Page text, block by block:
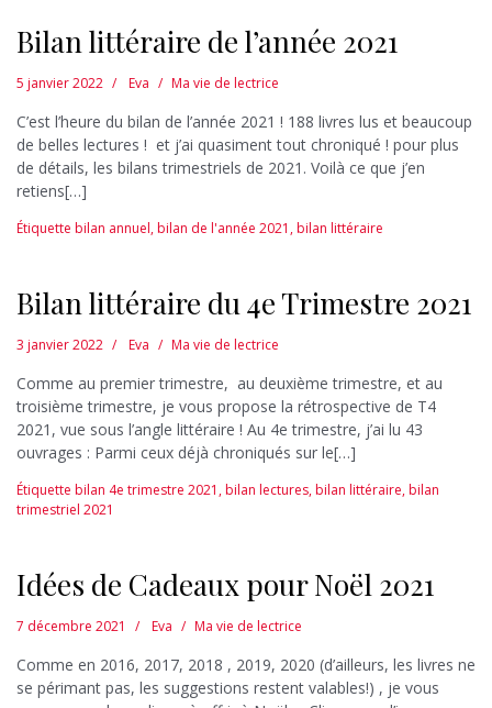
Bilan littéraire de l’année 2021
5 janvier 2022 Eva Ma vie de lectrice
C’est l’heure du bilan de l’année 2021 ! 188 livres lus et beaucoup
de belles lectures ! et j’ai quasiment tout chroniqué ! pour plus
de détails, les bilans trimestriels de 2021. Voilà ce que j’en
retiens[…]
Étiquette bilan annuel,bilan de l'année 2021 ,bilan littéraire
Bilan littéraire du 4e Trimestre 2021
3 janvier 2022 Eva Ma vie de lectrice
Comme au premier trimestre, au deuxième trimestre, et au
troisième trimestre, je vous propose la rétrospective de T4
2021, vue sous l’angle littéraire ! Au 4e trimestre, j’ai lu 43
ouvrages : Parmi ceux déjà chroniqués sur le[…]
Étiquette bilan 4e trimestre 2021 ,bilan lectures,bilan littéraire,bilan
trimestriel 2021
Idées de Cadeaux pour Noël 2021
7 décembre 2021 Eva Ma vie de lectrice
Comme en 2016, 2017, 2018 , 2019, 2020 (d’ailleurs, les livres ne
se périmant pas, les suggestions restent valables!) , je vous